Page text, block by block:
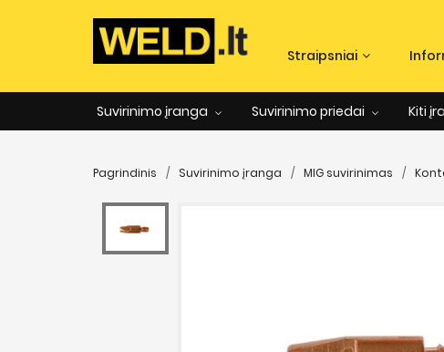
Straipsniai
Suvirinimo įranga Suvirinimo priedai Kiti
Pagrindinis Suvirinimo įranga MIG suvirinimas